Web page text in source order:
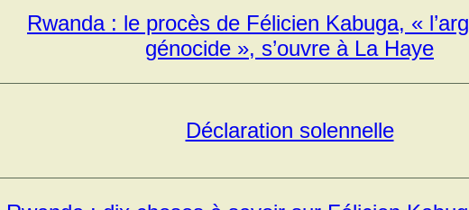
Rwanda : le procès de Félicien Kabuga, «
génocide », s’ouvre à La Haye
Déclaration solennelle